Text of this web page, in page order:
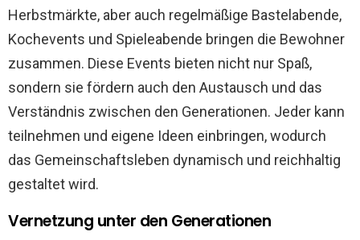
Herbstmärkte, aber auch regelmäßige Bastelabende,
Kochevents und Spieleabende bringen die Bewohner
zusammen. Diese Events bieten nicht nur Spaß,
sondern sie fördern auch den Austausch und das
Verständnis zwischen den Generationen. Jeder kann
teilnehmen und eigene Ideen einbringen, wodurch
das Gemeinschaftsleben dynamisch und reichhaltig
gestaltet wird.
Vernetzung unter den Generationen